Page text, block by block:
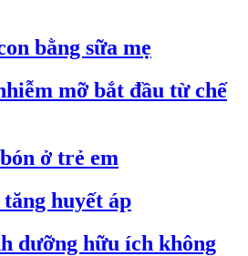
bằng sữa mẹ
mỡ bắt đầu từ chế
ở trẻ em
huyết áp
dưỡng hữu ích không